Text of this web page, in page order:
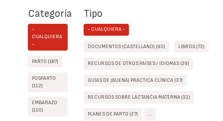
Categoría
-
CUALQUIERA
-
PARTO (187)
POSPARTO
(112)
EMBARAZO
(110)
Tipo
- CUALQUIERA -
DOCUMENTOS (CASTELLANO) (90) LIBROS (72)
RECURSOS DE OTROS PAÍSES / IDIOMAS (39)
GUÍAS DE (BUENA) PRÁCTICA CLÍNICA (37)
RECURSOS SOBRE LACTANCIA MATERNA (32)
PLANES DE PARTO (27) …